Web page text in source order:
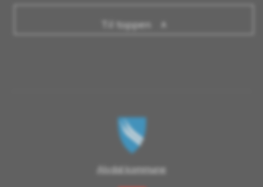
Til toppen
Alvdal kommune